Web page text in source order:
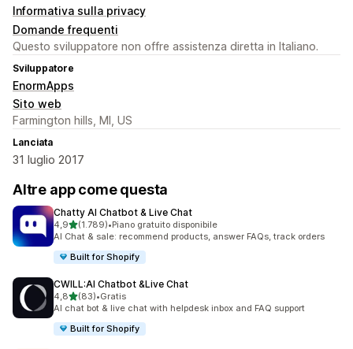
Informativa sulla privacy
Domande frequenti
Questo sviluppatore non offre assistenza diretta in Italiano.
Sviluppatore
EnormApps
Sito web
Farmington hills, MI, US
Lanciata
31 luglio 2017
Altre app come questa
Chatty AI Chatbot & Live Chat
4,9stelle su 5
(1.789)
1789 recensioni totali
•Piano gratuito disponibile
AI Chat & sale: recommend products, answer FAQs, track orders
Built for Shopify
CWILL:AI Chatbot &Live Chat
4,8stelle su 5
(83)
83 recensioni totali
•Gratis
AI chat bot & live chat with helpdesk inbox and FAQ support
Built for Shopify